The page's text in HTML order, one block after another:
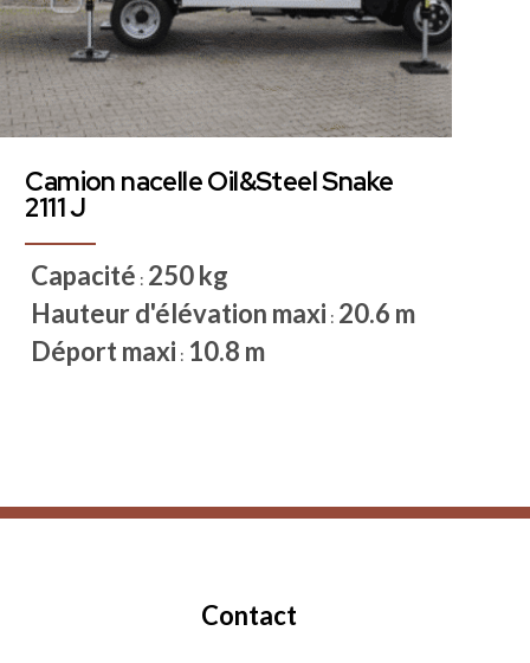
Camion nacelle Oil&Steel Snake
2111 J
Capacité : 250 kg
Hauteur d'élévation maxi : 20.6 m
Déport maxi : 10.8 m
Contact